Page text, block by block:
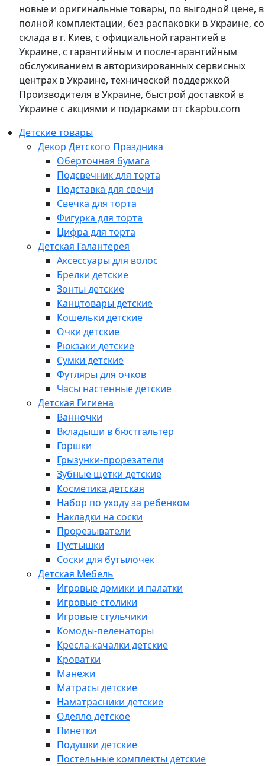
новые и оригинальные товары, по выгодной цене, в
полной комплектации, без распаковки в Украине, со
склада в г. Киев, с официальной гарантией в
Украине, с гарантийным и после-гарантийным
обслуживанием в авторизированных сервисных
центрах в Украине, технической поддержкой
Производителя в Украине, быстрой доставкой в
Украине с акциями и подарками от ckapbu.com
Детские товары
Декор Детского Праздника
Оберточная бумага
Подсвечник для торта
Подставка для свечи
Свечка для торта
Фигурка для торта
Цифра для торта
Детская Галантерея
Аксессуары для волос
Брелки детские
Зонты детские
Канцтовары детские
Кошельки детские
Очки детские
Рюкзаки детские
Сумки детские
Футляры для очков
Часы настенные детские
Детская Гигиена
Ванночки
Вкладыши в бюстгальтер
Горшки
Грызунки-прорезатели
Зубные щетки детские
Косметика детская
Набор по уходу за ребенком
Накладки на соски
Прорезыватели
Пустышки
Соски для бутылочек
Детская Мебель
Игровые домики и палатки
Игровые столики
Игровые стульчики
Комоды-пеленаторы
Кресла-качалки детские
Кроватки
Манежи
Матрасы детские
Наматрасники детские
Одеяло детское
Пинетки
Подушки детские
Постельные комплекты детские